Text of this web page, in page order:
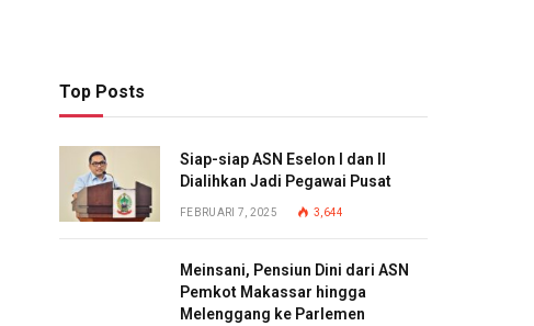
Top Posts
Siap-siap ASN Eselon I dan II
Dialihkan Jadi Pegawai Pusat
FEBRUARI 7, 2025 3,644
Meinsani, Pensiun Dini dari ASN
Pemkot Makassar hingga
Melenggang ke Parlemen